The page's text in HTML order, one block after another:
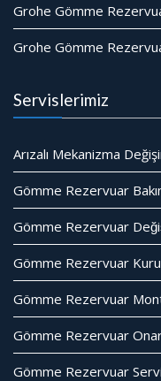
Grohe Gömme
Grohe Gömme
Servislerimiz
Arızalı Mekanizma
Gömme Rezervuar
Gömme Rezervuar
Gömme Rezervuar
Gömme Rezervuar
Gömme Rezervuar
Gömme Rezervuar